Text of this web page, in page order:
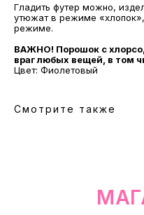
Гладить футер можно,
утюжат в режиме
режиме.
ВАЖНО! Порошок с
враг любых вещей, в том
Цвет: Фиолетовый
Смотрите также